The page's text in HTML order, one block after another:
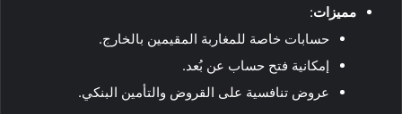
مميزات:
حسابات خاصة للمغاربة المقيمين بالخارج.
إمكانية فتح حساب عن بُعد.
عروض تنافسية على القروض والتأمين البنكي.